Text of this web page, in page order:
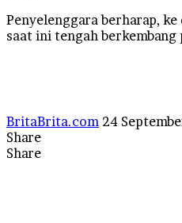
Penyelenggara berharap,
saat ini tengah
BritaBrita.com Send
24
Share
Facebook
X
LinkedIn
Tumblr
Pinterest
Reddit
VKontakte
Odnoklassniki
Pocket
WhatsApp
Telegram
Line
Share